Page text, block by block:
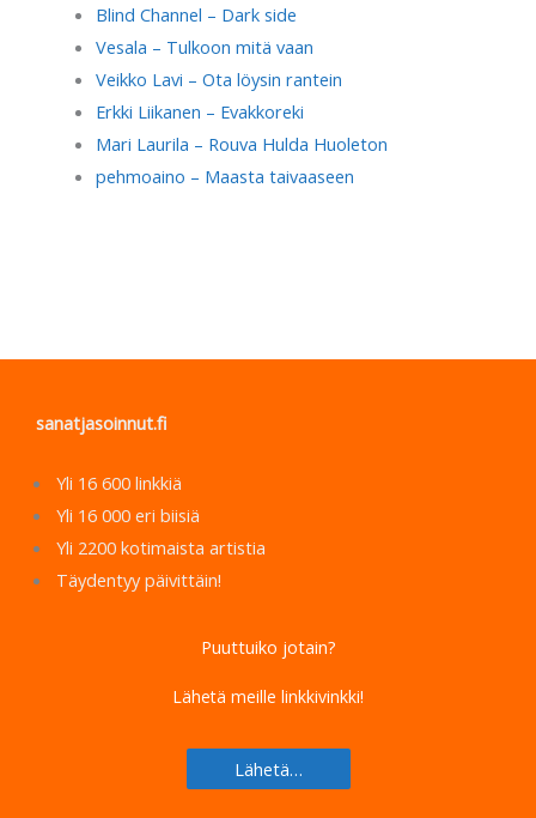
Blind Channel – Dark side
Vesala – Tulkoon mitä vaan
Veikko Lavi – Ota löysin rantein
Erkki Liikanen – Evakkoreki
Mari Laurila – Rouva Hulda Huoleton
pehmoaino – Maasta taivaaseen
sanatjasoinnut.fi
Yli 16 600 linkkiä
Yli 16 000 eri biisiä
Yli 2200 kotimaista artistia
Täydentyy päivittäin!
Puuttuiko jotain?
Lähetä meille linkkivinkki!
Lähetä…